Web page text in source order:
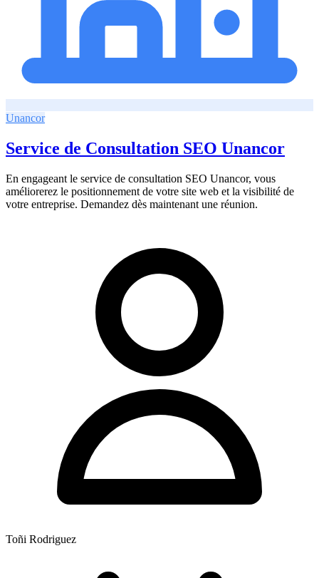
Unancor
Service de Consultation SEO Unancor
En engageant le service de consultation SEO Unancor, vous
améliorerez le positionnement de votre site web et la visibilité de
votre entreprise. Demandez dès maintenant une réunion.
Toñi Rodriguez